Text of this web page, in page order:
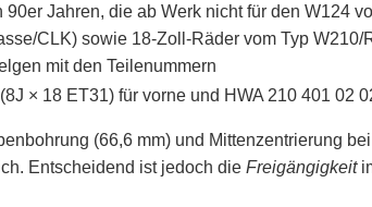
90er Jahren, die ab Werk nicht für den W124
CLK) sowie 18‑Zoll‑Räder vom Typ
mit den Teilenummern
× 18 ET31) für vorne und HWA 210 401 02
(66,6 mm) und Mittenzentrierung
Entscheidend ist jedoch die Freigängigkeit